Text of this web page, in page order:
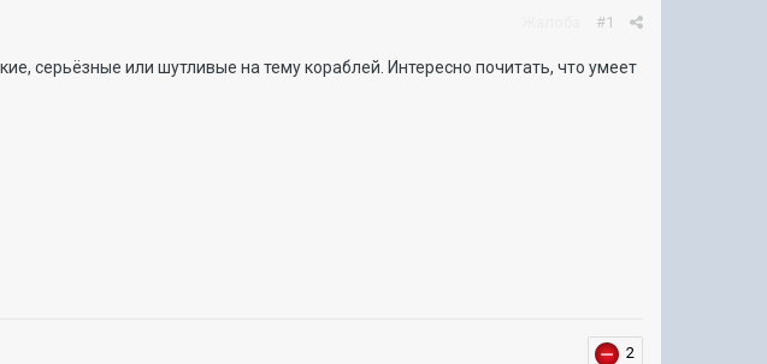
#1
серьёзные или шутливые на тему кораблей. Интересно почитать, что умеет
2